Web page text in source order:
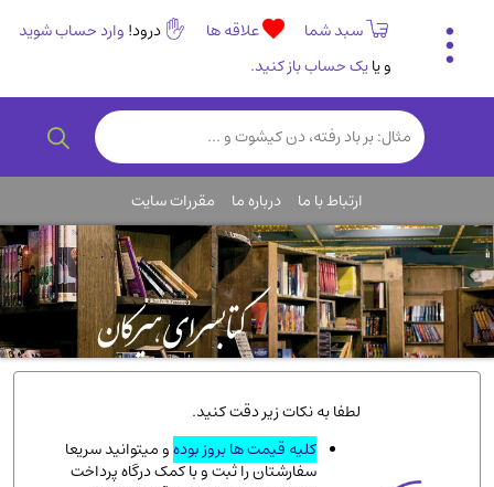
سبد شما علاقه ها درود! وارد حساب شوید
و یایک حساب باز کنید.
تاریخی و فرهنگی
(838)
رمان و داستان ایرانی(307)
روانشناسی(357)
انگلیسی و زبان خارجی(14)
کودکان و نوجوانان(76)
کتب نادر و کمیاب(19)
روانشناسی(112)
طب گیاهی و سنتی(45)
فلسفه و جامعه شناسی(151)
ادبیات و شعر
ارتباط با ما درباره ما مقررات سایت
لطفا به نکات زیر دقت کنید.
کلیه قیمت ها بروز بودهو میتوانید سریعا
سفارشتان را ثبت و با کمک درگاه پرداخت